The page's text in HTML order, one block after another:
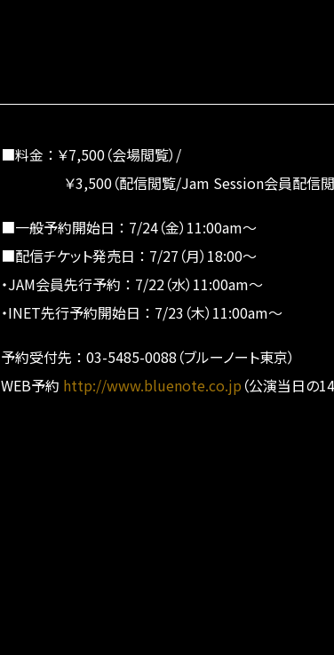
■料金 ： ￥7,500（会場閲覧）/
￥3,500（配信閲覧/Jam Session会員配信閲
■一般予約開始日 ： 7/24（金）11:00am～
■配信チケット発売日 ： 7/27（月）18:00～
・JAM会員先行予約 ： 7/22（水）11:00am～
・INET先行予約開始日 ： 7/23（木）11:00am～
予約受付先 ： 03-5485-0088（ブルーノート東京）
WEB予約 http://www.bluenote.co.jp （公演当日の